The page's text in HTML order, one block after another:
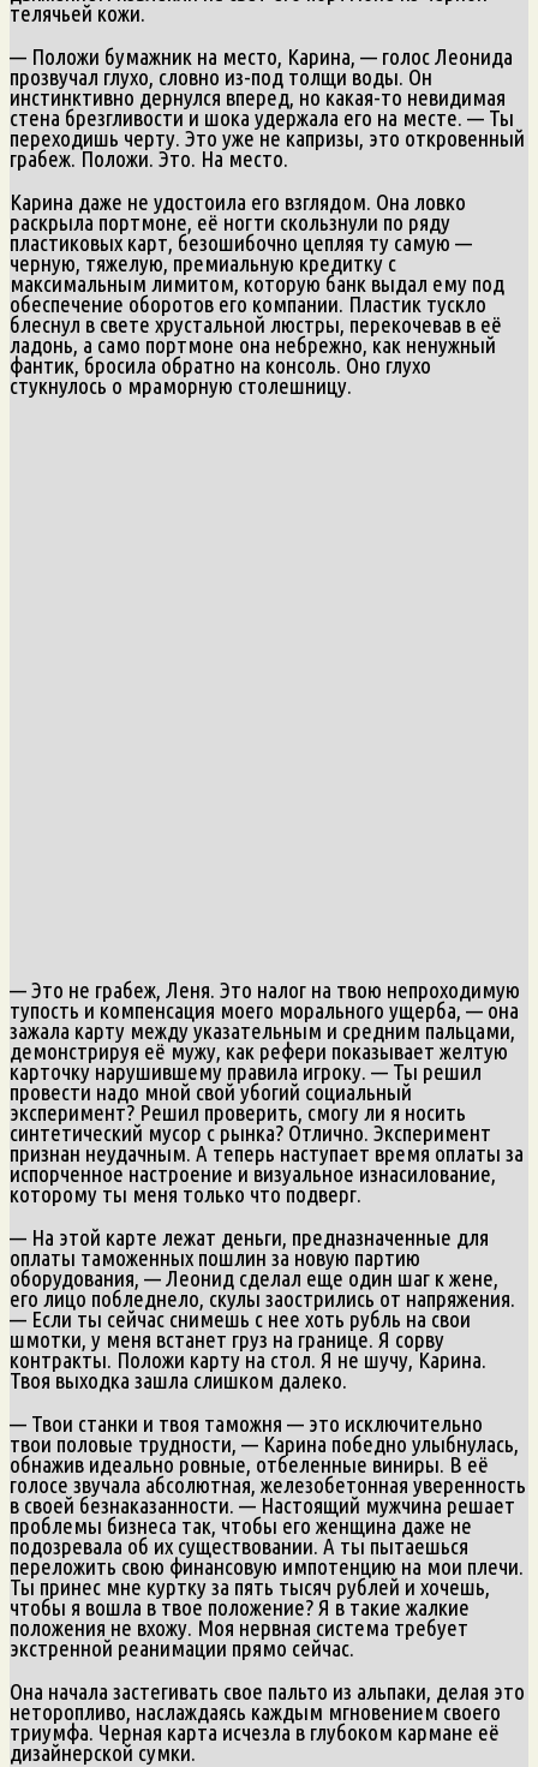
телячьей кожи.
— Положи бумажник на место, Карина, — голос Леонида
прозвучал глухо, словно из-под толщи воды. Он
инстинктивно дернулся вперед, но какая-то невидимая
стена брезгливости и шока удержала его на месте. — Ты
переходишь черту. Это уже не капризы, это откровенный
грабеж. Положи. Это. На место.
Карина даже не удостоила его взглядом. Она ловко
раскрыла портмоне, её ногти скользнули по ряду
пластиковых карт, безошибочно цепляя ту самую —
черную, тяжелую, премиальную кредитку с
максимальным лимитом, которую банк выдал ему под
обеспечение оборотов его компании. Пластик тускло
блеснул в свете хрустальной люстры, перекочевав в её
ладонь, а само портмоне она небрежно, как ненужный
фантик, бросила обратно на консоль. Оно глухо
стукнулось о мраморную столешницу.
— Это не грабеж, Леня. Это налог на твою непроходимую
тупость и компенсация моего морального ущерба, — она
зажала карту между указательным и средним пальцами,
демонстрируя её мужу, как рефери показывает желтую
карточку нарушившему правила игроку. — Ты решил
провести надо мной свой убогий социальный
эксперимент? Решил проверить, смогу ли я носить
синтетический мусор с рынка? Отлично. Эксперимент
признан неудачным. А теперь наступает время оплаты за
испорченное настроение и визуальное изнасилование,
которому ты меня только что подверг.
— На этой карте лежат деньги, предназначенные для
оплаты таможенных пошлин за новую партию
оборудования, — Леонид сделал еще один шаг к жене,
его лицо побледнело, скулы заострились от напряжения.
— Если ты сейчас снимешь с нее хоть рубль на свои
шмотки, у меня встанет груз на границе. Я сорву
контракты. Положи карту на стол. Я не шучу, Карина.
Твоя выходка зашла слишком далеко.
— Твои станки и твоя таможня — это исключительно
твои половые трудности, — Карина победно улыбнулась,
обнажив идеально ровные, отбеленные виниры. В её
голосе звучала абсолютная, железобетонная уверенность
в своей безнаказанности. — Настоящий мужчина решает
проблемы бизнеса так, чтобы его женщина даже не
подозревала об их существовании. А ты пытаешься
переложить свою финансовую импотенцию на мои плечи.
Ты принес мне куртку за пять тысяч рублей и хочешь,
чтобы я вошла в твое положение? Я в такие жалкие
положения не вхожу. Моя нервная система требует
экстренной реанимации прямо сейчас.
Она начала застегивать свое пальто из альпаки, делая это
неторопливо, наслаждаясь каждым мгновением своего
триумфа. Черная карта исчезла в глубоком кармане её
дизайнерской сумки.